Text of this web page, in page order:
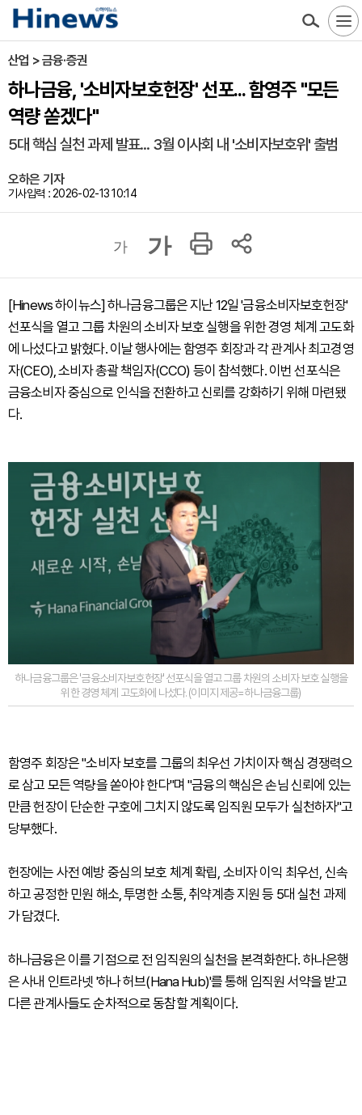
산업 > 금융·증권
하나금융, '소비자보호헌장' 선포... 함영주 "모든
역량 쏟겠다"
5대 핵심 실천 과제 발표... 3월 이사회 내 '소비자보호위' 출범
오하은 기자
기사입력 : 2026-02-13 10:14
가 가
[Hinews 하이뉴스] 하나금융그룹은 지난 12일 '금융소비자보호헌장'
선포식을 열고 그룹 차원의 소비자 보호 실행을 위한 경영 체계 고도화
에 나섰다고 밝혔다. 이날 행사에는 함영주 회장과 각 관계사 최고경영
자(CEO), 소비자 총괄 책임자(CCO) 등이 참석했다. 이번 선포식은
금융소비자 중심으로 인식을 전환하고 신뢰를 강화하기 위해 마련됐
다.
하나금융그룹은 '금융소비자보호헌장' 선포식을 열고 그룹 차원의 소비자 보호 실행을
위한 경영 체계 고도화에 나섰다. (이미지 제공=하나금융그룹)
함영주 회장은 "소비자 보호를 그룹의 최우선 가치이자 핵심 경쟁력으
로 삼고 모든 역량을 쏟아야 한다"며 "금융의 핵심은 손님 신뢰에 있는
만큼 헌장이 단순한 구호에 그치지 않도록 임직원 모두가 실천하자"고
당부했다.
헌장에는 사전 예방 중심의 보호 체계 확립, 소비자 이익 최우선, 신속
하고 공정한 민원 해소, 투명한 소통, 취약계층 지원 등 5대 실천 과제
가 담겼다.
하나금융은 이를 기점으로 전 임직원의 실천을 본격화한다. 하나은행
은 사내 인트라넷 '하나 허브(Hana Hub)'를 통해 임직원 서약을 받고
다른 관계사들도 순차적으로 동참할 계획이다.